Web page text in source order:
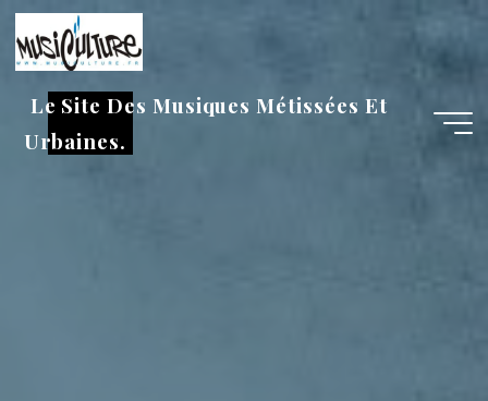
Aller
au
contenu
Le Site Des Musiques Métissées Et
Urbaines.